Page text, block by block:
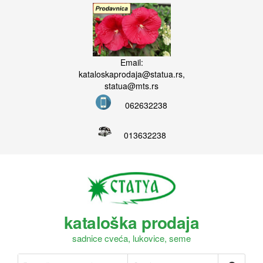
Email:
kataloskaprodaja@statua.rs,
statua@mts.rs
062632238
013632238
kataloška prodaja
sadnice cveća, lukovice, seme